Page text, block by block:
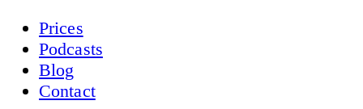
Prices
Podcasts
Blog
Contact